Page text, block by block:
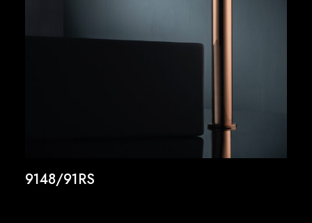
9148/91RS